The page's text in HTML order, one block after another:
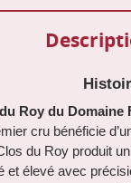
Roy du Domaine
cru bénéficie
du Roy produit
et élevé avec